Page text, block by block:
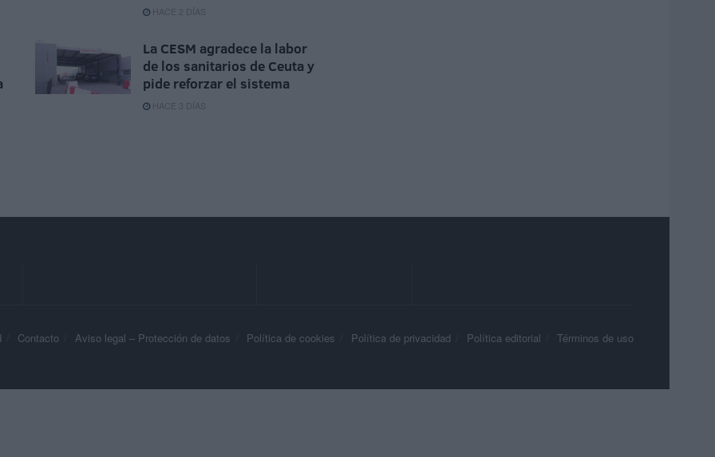
HACE 2 DÍAS
La CESM agradece la labor
de los sanitarios de Ceuta y
pide reforzar el sistema
HACE 3 DÍAS
Contacto Aviso legal – Protección de datos Política de cookies Política de privacidad Política editorial Términos de uso